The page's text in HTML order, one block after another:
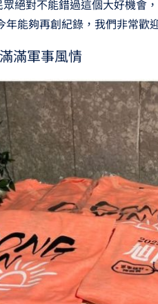
絕對不能錯過這個大好機會
能夠再創紀錄，我們非常歡
滿軍事風情